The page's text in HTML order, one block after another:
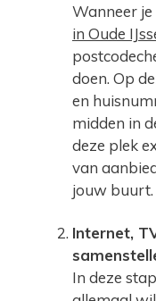
Wanneer
in Oude
doen. Op
en
midden in
deze plek
van
jouw buurt.
Internet,
In deze